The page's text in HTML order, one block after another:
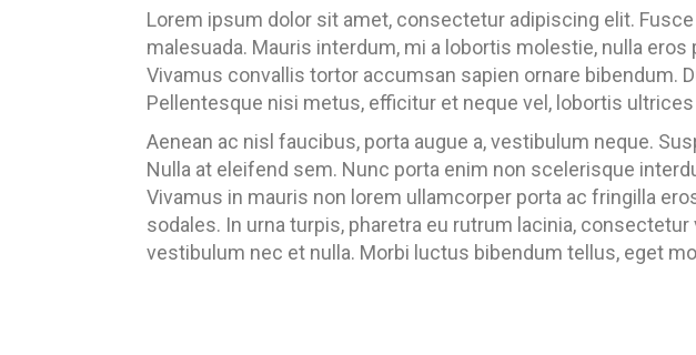
Lorem ipsum dolor sit amet, consectetur adipiscing elit.
malesuada. Mauris interdum, mi a lobortis molestie, nulla
Vivamus convallis tortor accumsan sapien ornare bibendum.
Pellentesque nisi metus, efficitur et neque vel, lobortis
Aenean ac nisl faucibus, porta augue a, vestibulum neque.
Nulla at eleifend sem. Nunc porta enim non scelerisque
Vivamus in mauris non lorem ullamcorper porta ac fringilla
sodales. In urna turpis, pharetra eu rutrum lacinia,
vestibulum nec et nulla. Morbi luctus bibendum tellus, eget